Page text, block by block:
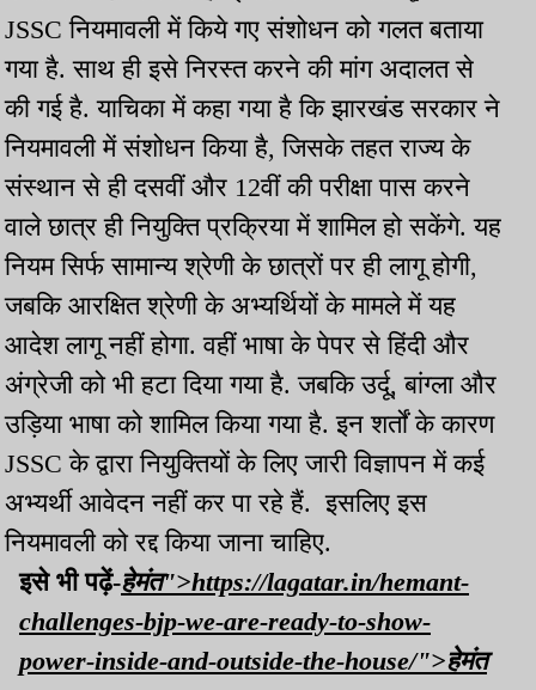
JSSC नियमावली में किये गए संशोधन को गलत बताया
गया है. साथ ही इसे निरस्त करने की मांग अदालत से
की गई है. याचिका में कहा गया है कि झारखंड सरकार ने
नियमावली में संशोधन किया है, जिसके तहत राज्य के
संस्थान से ही दसवीं और 12वीं की परीक्षा पास करने
वाले छात्र ही नियुक्ति प्रक्रिया में शामिल हो सकेंगे. यह
नियम सिर्फ सामान्य श्रेणी के छात्रों पर ही लागू होगी,
जबकि आरक्षित श्रेणी के अभ्यर्थियों के मामले में यह
आदेश लागू नहीं होगा. वहीं भाषा के पेपर से हिंदी और
अंग्रेजी को भी हटा दिया गया है. जबकि उर्दू, बांग्ला और
उड़िया भाषा को शामिल किया गया है. इन शर्तों के कारण
JSSC के द्वारा नियुक्तियों के लिए जारी विज्ञापन में कई
अभ्यर्थी आवेदन नहीं कर पा रहे हैं. इसलिए इस
नियमावली को रद्द किया जाना चाहिए.
इसे भी पढ़ें-हेमंत">https://lagatar.in/hemant-
challenges-bjp-we-are-ready-to-show-
power-inside-and-outside-the-house/">हेमंत